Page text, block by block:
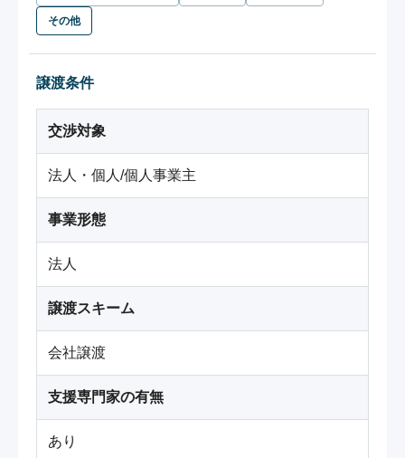
その他
譲渡条件
交渉対象
法人・個人/個人事業主
事業形態
法人
譲渡スキーム
会社譲渡
支援専門家の有無
あり